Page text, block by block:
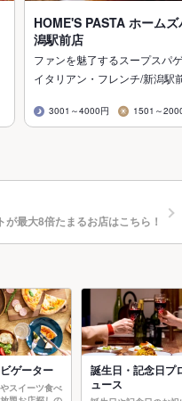
HOME'S PASTA ホーム
潟駅前店
ファンを魅了するスープスパ
イタリアン・フレンチ/新潟駅
3001～4000円 1501～
最大8倍たまるお店はこちら！
ゲーター
スイーツ食べ
誕生日・記念日プ
ュース